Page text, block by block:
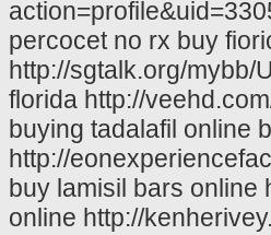
percocet no rx buy
http://sgtalk.org/mybb/
florida http://
buying tadalafil online
http://
buy lamisil bars online
online http://